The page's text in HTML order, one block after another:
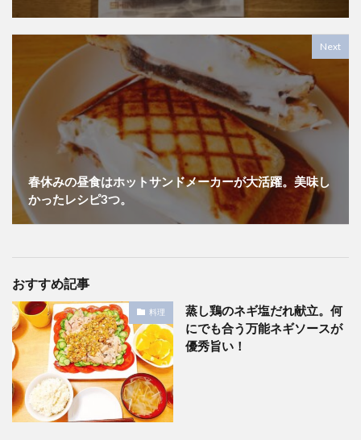
Next
春休みの昼食はホットサンドメーカーが大活躍。美味し
かったレシピ3つ。
おすすめ記事
料理
蒸し鶏のネギ塩だれ献立。何
にでも合う万能ネギソースが
優秀旨い！